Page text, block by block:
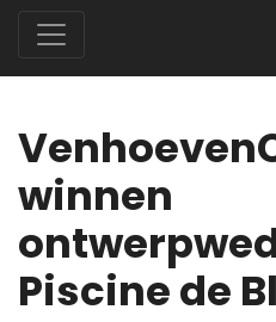
winnen
Piscine de